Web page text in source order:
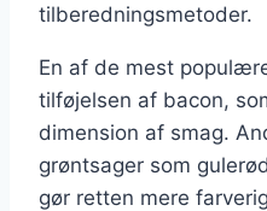
tilberedningsmetoder.
En af de mest
tilføjelsen af bacon,
dimension af smag.
grøntsager som
gør retten mere